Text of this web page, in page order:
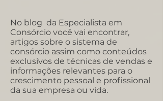
No blog da Especialista em
Consórcio você vai encontrar,
artigos sobre o sistema de
consórcio assim como conteúdos
exclusivos de técnicas de vendas e
informações relevantes para o
crescimento pessoal e profissional
da sua empresa ou vida.